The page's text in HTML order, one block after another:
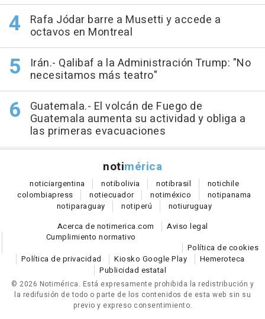
Rafa Jódar barre a Musetti y accede a
octavos en Montreal
Irán.- Qalibaf a la Administración Trump: "No
necesitamos más teatro"
Guatemala.- El volcán de Fuego de
Guatemala aumenta su actividad y obliga a
las primeras evacuaciones
notimérica
noticiargentina notibolivia notibrasil notichile
colombiapress notiecuador notiméxico notipanama
notiparaguay notiperú notiuruguay
Acerca de notimerica.com
Aviso legal
Cumplimiento normativo
Política de cookies
Política de privacidad
Kiosko Google Play
Hemeroteca
Publicidad estatal
© 2026 Notimérica. Está expresamente prohibida la redistribución y
la redifusión de todo o parte de los contenidos de esta web sin su
previo y expreso consentimiento.